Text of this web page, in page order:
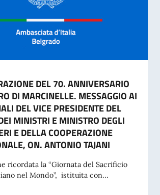
DEL 70. ANNIVERSARIO
DI MARCINELLE. MESSAGGIO AI
DEL VICE PRESIDENTE DEL
MINISTRI E MINISTRO DEGLI
E DELLA COOPERAZIONE
ON. ANTONIO TAJANI
ricordata la “Giornata del Sacrificio
nel Mondo”, istituita con...